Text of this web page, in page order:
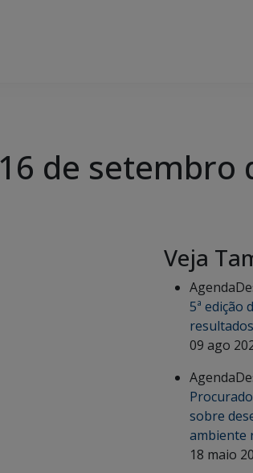
de setembro
Veja
Agenda
5ª edição
09 ago
Agenda
sobre
ambiente
18 maio